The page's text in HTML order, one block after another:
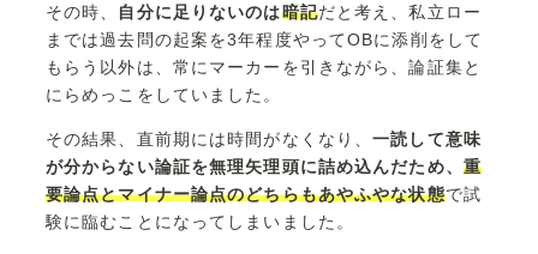
その時、 自分に足りないのは暗記だと考え、私立ロー
までは過去問の起案を3年程度やってOBに添削をして
もらう以外は、常にマーカーを引きながら、論証集と
にらめっこをしていました。
その結果、直前期には時間がなくなり、一読して意味
が分からない論証を無理矢理頭に詰め込んだため、 重
要論点とマイナー論点のどちらもあやふやな状態で試
験に臨むことになってしまいました。